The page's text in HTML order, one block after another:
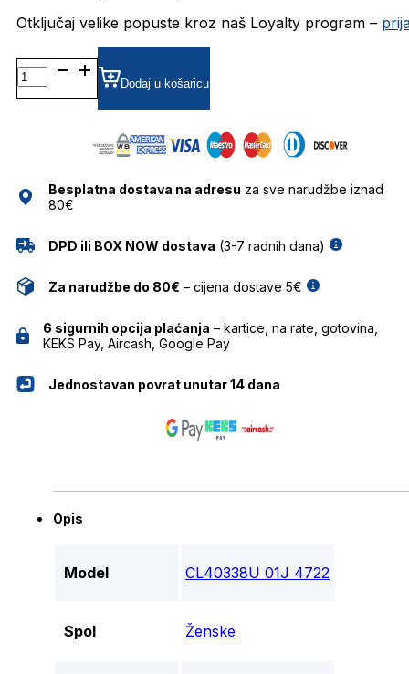
Otključaj velike popuste kroz naš Loyalty program –
CL40338U
01J
4722
Dodaj u košaricu
Besplatna dostava na adresu za sve narudžbe iznad
80€
DPD ili BOX NOW dostava (3-7 radnih dana)
Za narudžbe do 80€ – cijena dostave 5€
6 sigurnih opcija plaćanja – kartice, na rate, gotovina,
KEKS Pay, Aircash, Google Pay
Jednostavan povrat unutar 14 dana
Opis
Model CL40338U 01J 4722
Spol Ženske